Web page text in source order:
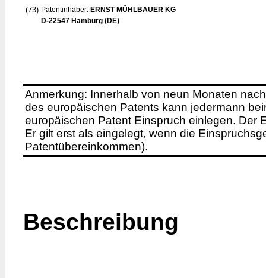
(73) Patentinhaber: ERNST MÜHLBAUER KG
D-22547 Hamburg (DE)
Anmerkung: Innerhalb von neun Monaten
des europäischen Patents kann jedermann
europäischen Patent Einspruch einlegen. Der
Er gilt erst als eingelegt, wenn die
Patentübereinkommen).
Beschreibung